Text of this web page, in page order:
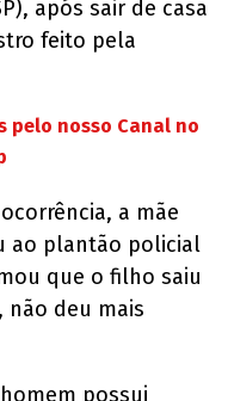
após sair de casa
feito pela
pelo nosso Canal no
a mãe
ao plantão policial
que o filho saiu
não deu mais
possui